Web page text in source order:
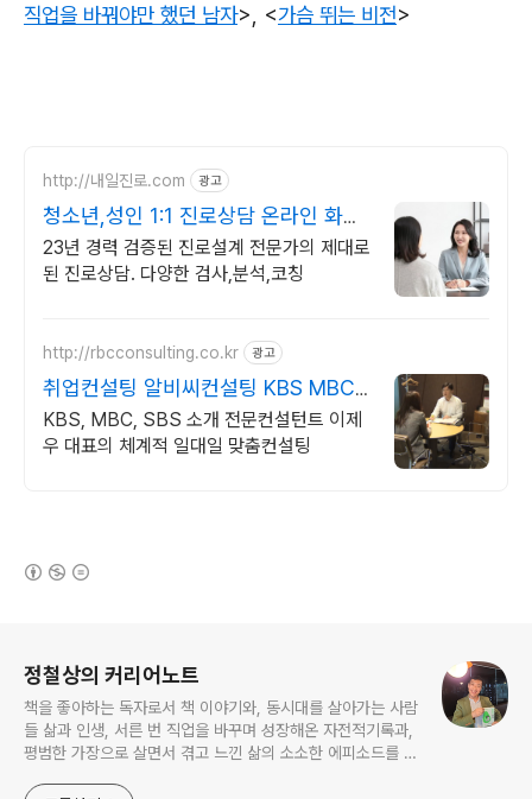
직업을 바꿔야만 했던 남자>, <가슴 뛰는 비전>
http://내일진로.com 광고
청소년,성인 1:1 진로상담 온라인 화상
진로/고민상담
23년 경력 검증된 진로설계 전문가의 제대로
된 진로상담. 다양한 검사,분석,코칭
http://rbcconsulting.co.kr 광고
취업컨설팅 알비씨컨설팅 KBS MBC
SBS 소개
KBS, MBC, SBS 소개 전문컨설턴트 이제
우 대표의 체계적 일대일 맞춤컨설팅
정철상의 커리어노트
책을 좋아하는 독자로서 책 이야기와, 동시대를 살아가는 사람
들 삶과 인생, 서른 번 직업을 바꾸며 성장해온 자전적기록과,
평범한 가장으로 살면서 겪고 느낀 삶의 소소한 에피소드를 전